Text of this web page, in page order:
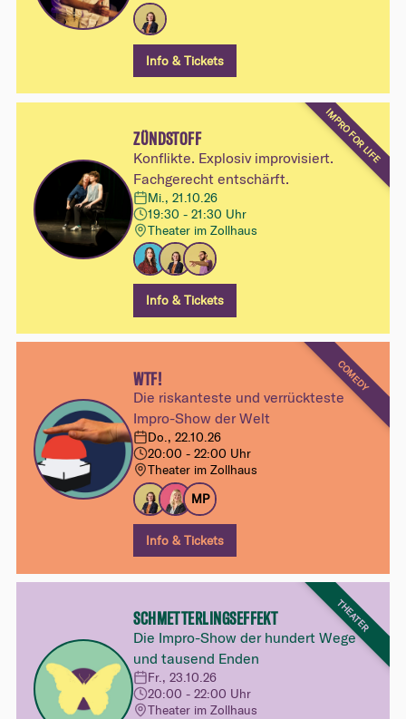
Info & Tickets
IMPRO FOR LIFE
ZÜNDSTOFF
Konflikte. Explosiv improvisiert.
Fachgerecht entschärft.
Mi., 21.10.26
19:30 - 21:30 Uhr
Theater im Zollhaus
Info & Tickets
COMEDY
WTF!
Die riskanteste und verrückteste
Impro-Show der Welt
Do., 22.10.26
20:00 - 22:00 Uhr
Theater im Zollhaus
MP
Info & Tickets
THEATER
SCHMETTERLINGSEFFEKT
Die Impro-Show der hundert Wege
und tausend Enden
Fr., 23.10.26
20:00 - 22:00 Uhr
Theater im Zollhaus